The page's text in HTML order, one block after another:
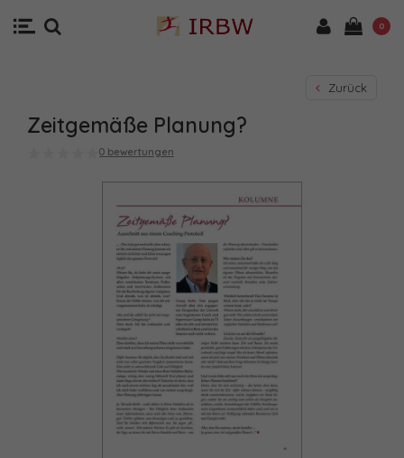
0
Zurück
Zeitgemäße Planung?
0 bewertungen